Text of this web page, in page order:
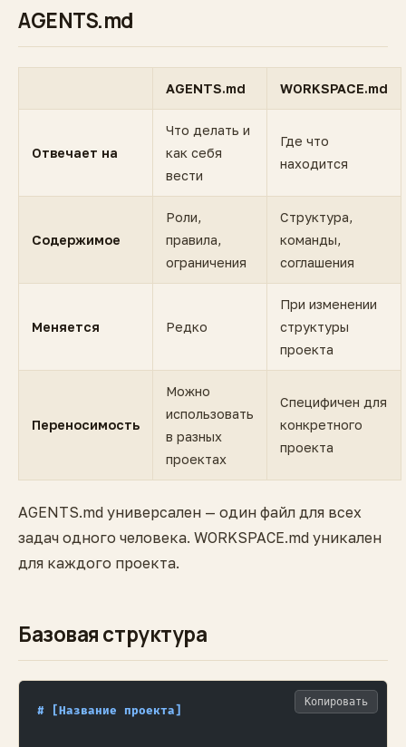
AGENTS.md
AGENTS.md WORKSPACE.md
Отвечает на
Что делать и
как себя
вести
Где что
находится
Содержимое
Роли,
правила,
ограничения
Структура,
команды,
соглашения
Меняется Редко
При изменении
структуры
проекта
Переносимость
Можно
использовать
в разных
проектах
Специфичен для
конкретного
проекта
AGENTS.md универсален — один файл для всех
задач одного человека. WORKSPACE.md уникален
для каждого проекта.
Базовая структура
# [Название проекта]
Копировать